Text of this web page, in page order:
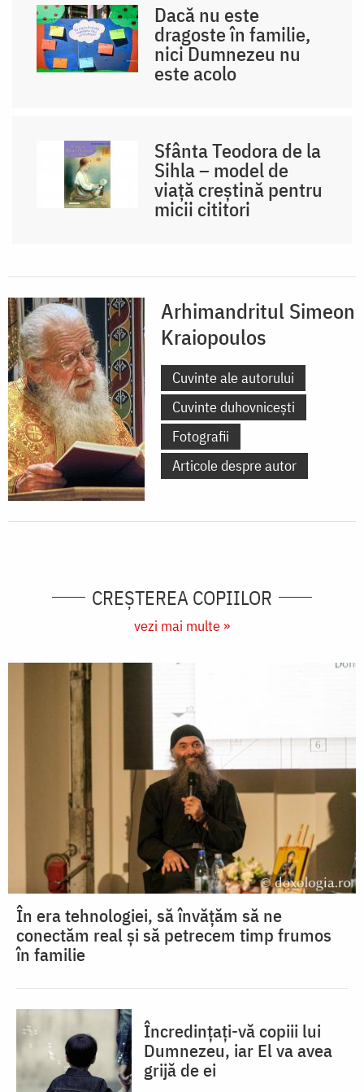
Dacă nu este
dragoste în familie,
nici Dumnezeu nu
este acolo
Sfânta Teodora de la
Sihla – model de
viaţă creştină pentru
micii cititori
Arhimandritul Simeon
Kraiopoulos
Cuvinte ale autorului
Cuvinte duhovnicești
Fotografii
Articole despre autor
CREŞTEREA COPIILOR
vezi mai multe »
În era tehnologiei, să învățăm să ne
conectăm real și să petrecem timp frumos
în familie
Încredințați-vă copiii lui
Dumnezeu, iar El va avea
grijă de ei